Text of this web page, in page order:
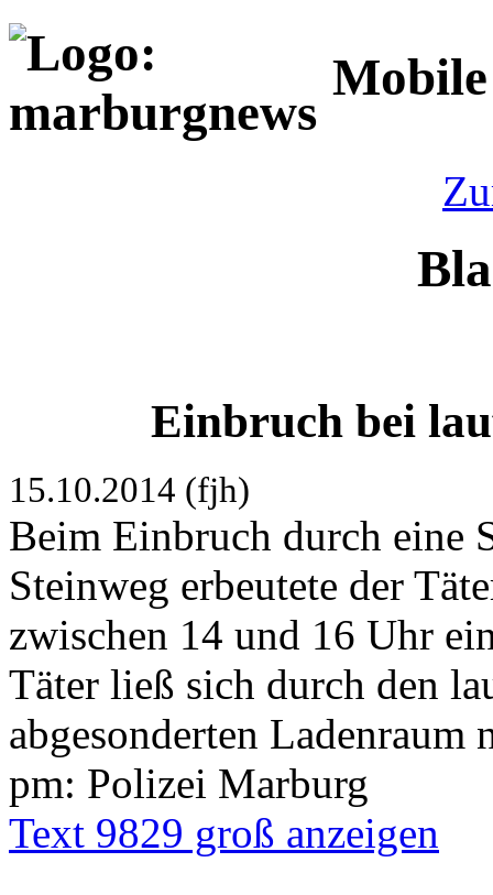
Einbruch bei
15.10.2014 (fjh)
Beim Einbruch durch eine
Steinweg erbeutete der
zwischen 14 und 16 Uhr
Täter ließ sich durch den
abgesonderten Ladenraum
pm: Polizei Marburg
Text 9829 groß anzeigen